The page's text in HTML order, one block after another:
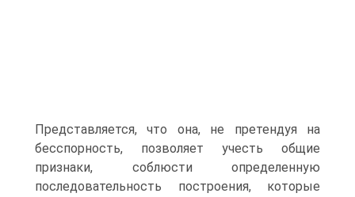
Представляется, что она, не претендуя на
бесспорность, позволяет учесть общие
признаки, соблюсти определенную
последовательность построения, которые